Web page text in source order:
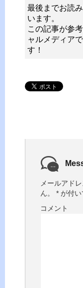
最後までお読
います。
この記事が参
ャルメディア
す！
メールアド
ん。
* が付
コメント